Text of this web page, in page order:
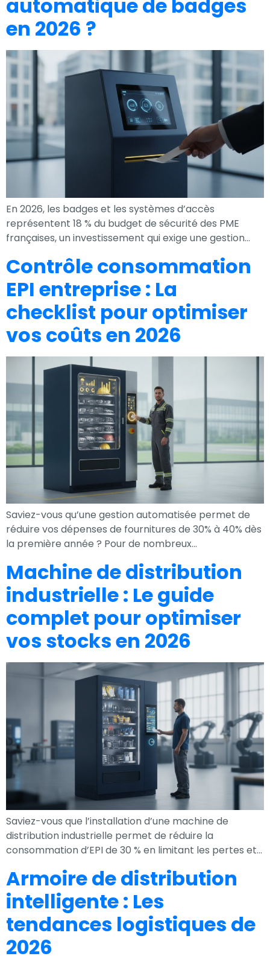
automatique de badges
en 2026 ?
En 2026, les badges et les systèmes d’accès
représentent 18 % du budget de sécurité des PME
françaises, un investissement qui exige une gestion…
Contrôle consommation
EPI entreprise : La
checklist pour optimiser
vos coûts en 2026
Saviez-vous qu’une gestion automatisée permet de
réduire vos dépenses de fournitures de 30% à 40% dès
la première année ? Pour de nombreux…
Machine de distribution
industrielle : Le guide
complet pour optimiser
vos stocks en 2026
Saviez-vous que l’installation d’une machine de
distribution industrielle permet de réduire la
consommation d’EPI de 30 % en limitant les pertes et…
Armoire de distribution
intelligente : Les
tendances logistiques de
2026